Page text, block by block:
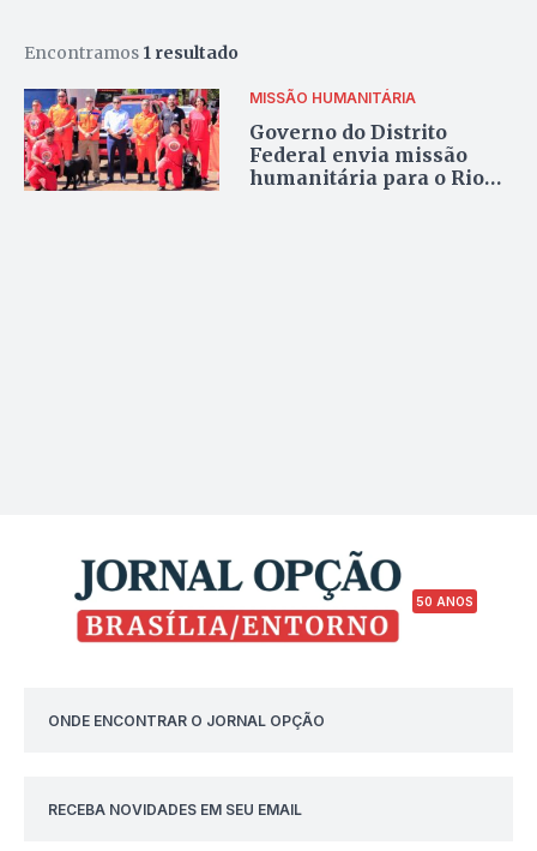
Encontramos 1 resultado
MISSÃO HUMANITÁRIA
Governo do Distrito
Federal envia missão
humanitária para o Rio
50 ANOS
ONDE ENCONTRAR O JORNAL OPÇÃO
RECEBA NOVIDADES EM SEU EMAIL